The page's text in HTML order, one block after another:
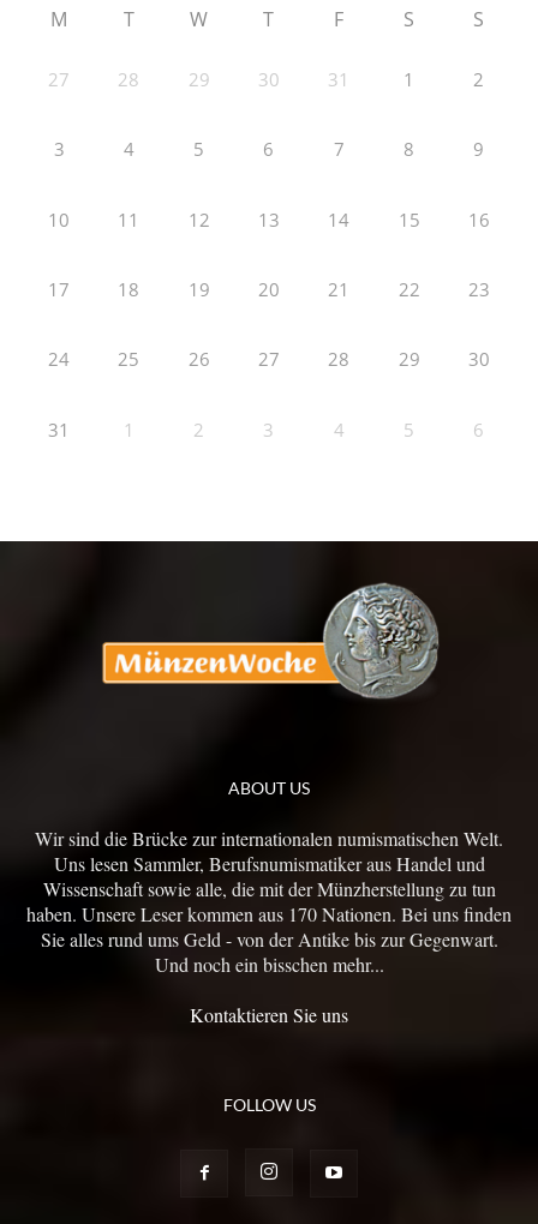
M T W T F S S
27 28 29 30 31 1 2
3 4 5 6 7 8 9
10 11 12 13 14 15 16
17 18 19 20 21 22 23
24 25 26 27 28 29 30
31 1 2 3 4 5 6
ABOUT US
Wir sind die Brücke zur internationalen numismatischen Welt.
Uns lesen Sammler, Berufsnumismatiker aus Handel und
Wissenschaft sowie alle, die mit der Münzherstellung zu tun
haben. Unsere Leser kommen aus 170 Nationen. Bei uns finden
Sie alles rund ums Geld - von der Antike bis zur Gegenwart.
Und noch ein bisschen mehr...
Kontaktieren Sie uns
FOLLOW US